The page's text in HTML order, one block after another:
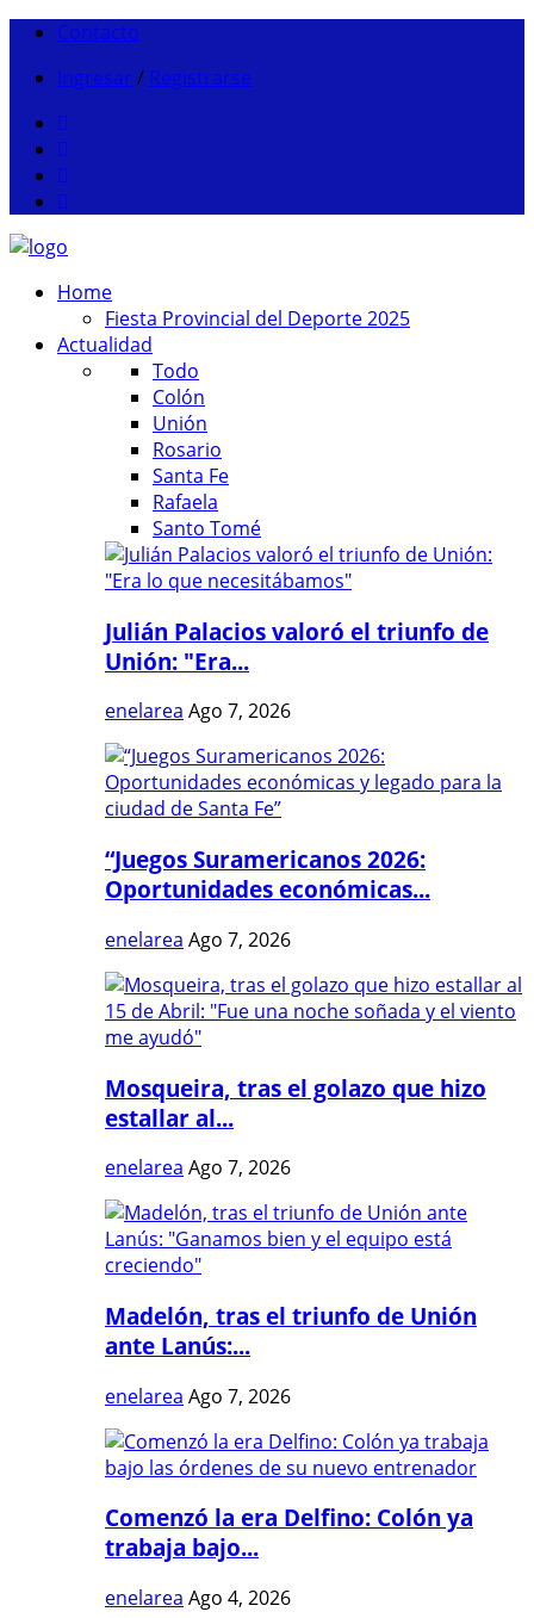
Contacto
Ingresar / Registrarse
Home
Fiesta Provincial del Deporte 2025
Actualidad
Todo
Colón
Unión
Rosario
Santa Fe
Rafaela
Santo Tomé
Julián Palacios valoró el triunfo de
Unión: "Era...
enelarea Ago 7, 2026
“Juegos Suramericanos 2026:
Oportunidades económicas...
enelarea Ago 7, 2026
Mosqueira, tras el golazo que hizo
estallar al...
enelarea Ago 7, 2026
Madelón, tras el triunfo de Unión
ante Lanús:...
enelarea Ago 7, 2026
Comenzó la era Delfino: Colón ya
trabaja bajo...
enelarea Ago 4, 2026